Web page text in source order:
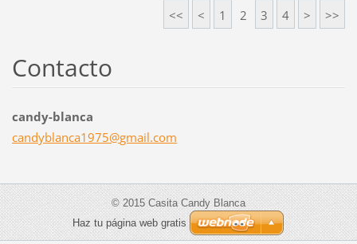
<< < 1 2 3 4 > >>
Contacto
candy-blanca
candyblanca1975@gmail.com
© 2015 Casita Candy Blanca
Haz tu página web gratis